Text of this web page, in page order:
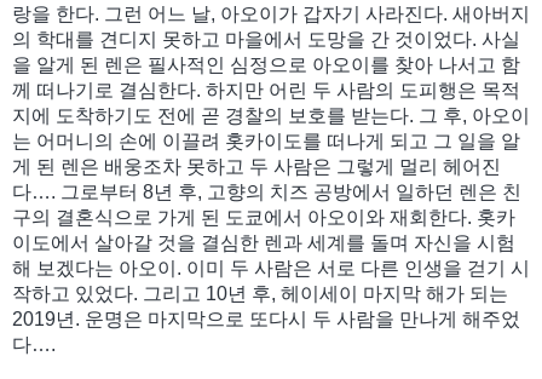
랑을 한다. 그런 어느 날, 아오이가 갑자기 사라진다. 새아버지
의 학대를 견디지 못하고 마을에서 도망을 간 것이었다. 사실
을 알게 된 렌은 필사적인 심정으로 아오이를 찾아 나서고 함
께 떠나기로 결심한다. 하지만 어린 두 사람의 도피행은 목적
지에 도착하기도 전에 곧 경찰의 보호를 받는다. 그 후, 아오이
는 어머니의 손에 이끌려 홋카이도를 떠나게 되고 그 일을 알
게 된 렌은 배웅조차 못하고 두 사람은 그렇게 멀리 헤어진
다…. 그로부터 8년 후, 고향의 치즈 공방에서 일하던 렌은 친
구의 결혼식으로 가게 된 도쿄에서 아오이와 재회한다. 홋카
이도에서 살아갈 것을 결심한 렌과 세계를 돌며 자신을 시험
해 보겠다는 아오이. 이미 두 사람은 서로 다른 인생을 걷기 시
작하고 있었다. 그리고 10년 후, 헤이세이 마지막 해가 되는
2019년. 운명은 마지막으로 또다시 두 사람을 만나게 해주었
다….